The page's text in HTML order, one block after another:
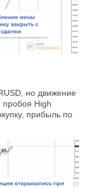
но движение
High
прибыль по